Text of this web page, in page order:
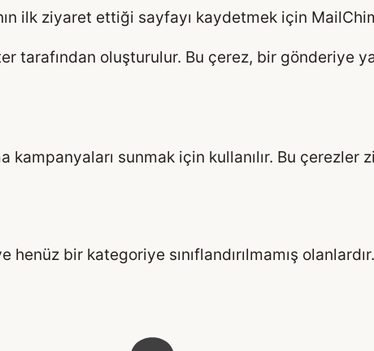
ilk ziyaret ettiği sayfayı kaydetmek için
tarafından oluşturulur. Bu çerez, bir gönderiye
sunmak için kullanılır. Bu
bir kategoriye sınıflandırılmamış olanlardır.